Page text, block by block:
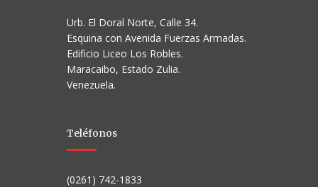
Urb. El Doral Norte, Calle 34.
Esquina con Avenida Fuerzas Armadas.
Edificio Liceo Los Robles.
Maracaibo, Estado Zulia.
Venezuela.
Teléfonos
(0261) 742-1833